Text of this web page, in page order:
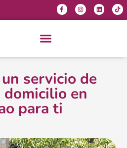
servicio de
domicilio en
para ti